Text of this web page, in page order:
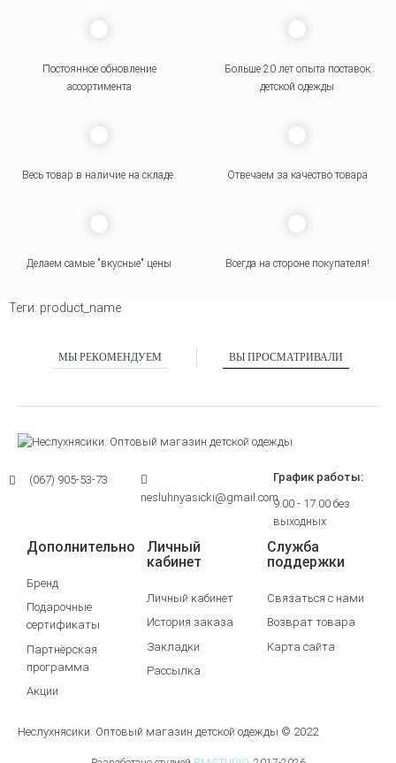
Постоянное обновление
ассортимента
Больше 20 лет опыта поставок
детской одежды
Весь товар в наличие на складе. Отвечаем за качество товара
Делаем самые "вкусные" цены Всегда на стороне покупателя!
Теги: product_name
МЫ РЕКОМЕНДУЕМ ВЫ ПРОСМАТРИВАЛИ
(067) 905-53-73
nesluhnyasicki@gmail.com
График работы:
9.00 - 17.00 без
выходных
Дополнительно
Бренд
Подарочные
сертификаты
Партнёрская
программа
Акции
Личный
кабинет
Личный кабинет
История заказа
Закладки
Рассылка
Служба
поддержки
Связаться с нами
Возврат товара
Карта сайта
Неслухнясики. Оптовый магазин детской одежды © 2022